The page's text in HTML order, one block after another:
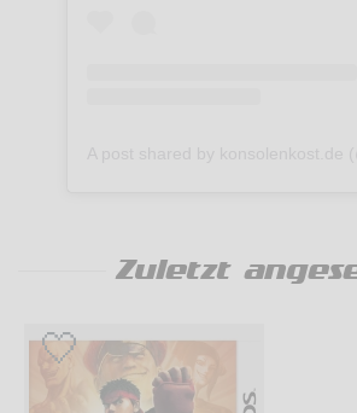
Zuletzt